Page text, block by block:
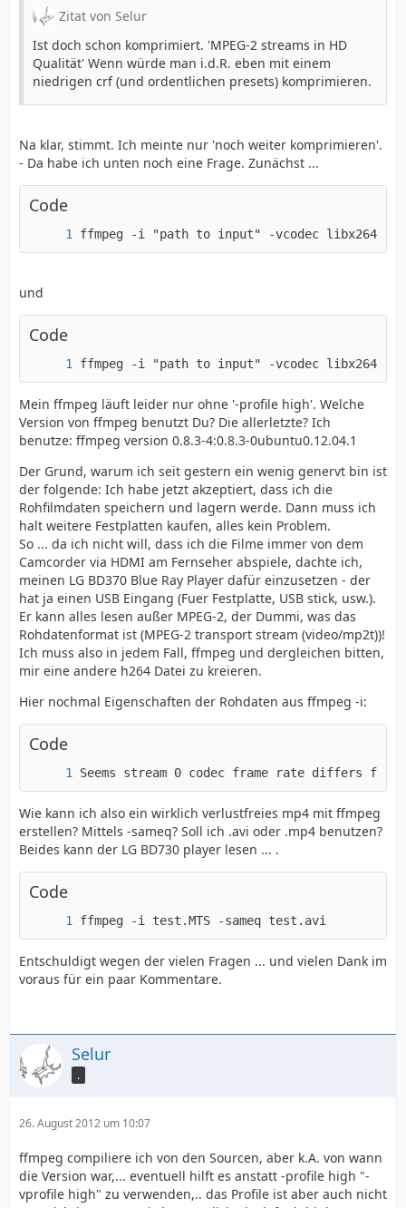
Zitat von Selur
Ist doch schon komprimiert. 'MPEG-2 streams in HD
Qualität' Wenn würde man i.d.R. eben mit einem
niedrigen crf (und ordentlichen presets) komprimieren.
Na klar, stimmt. Ich meinte nur 'noch weiter komprimieren'.
- Da habe ich unten noch eine Frage. Zunächst ...
Code
ffmpeg -i "path to input" -vcodec libx264 -
und
Code
ffmpeg -i "path to input" -vcodec libx264 -
Mein ffmpeg läuft leider nur ohne '-profile high'. Welche
Version von ffmpeg benutzt Du? Die allerletzte? Ich
benutze: ffmpeg version 0.8.3-4:0.8.3-0ubuntu0.12.04.1
Der Grund, warum ich seit gestern ein wenig genervt bin ist
der folgende: Ich habe jetzt akzeptiert, dass ich die
Rohfilmdaten speichern und lagern werde. Dann muss ich
halt weitere Festplatten kaufen, alles kein Problem.
So ... da ich nicht will, dass ich die Filme immer von dem
Camcorder via HDMI am Fernseher abspiele, dachte ich,
meinen LG BD370 Blue Ray Player dafür einzusetzen - der
hat ja einen USB Eingang (Fuer Festplatte, USB stick, usw.).
Er kann alles lesen außer MPEG-2, der Dummi, was das
Rohdatenformat ist (MPEG-2 transport stream (video/mp2t))!
Ich muss also in jedem Fall, ffmpeg und dergleichen bitten,
mir eine andere h264 Datei zu kreieren.
Hier nochmal Eigenschaften der Rohdaten aus ffmpeg -i:
Code
Seems stream 0 codec frame rate differs
Wie kann ich also ein wirklich verlustfreies mp4 mit ffmpeg
erstellen? Mittels -sameq? Soll ich .avi oder .mp4 benutzen?
Beides kann der LG BD730 player lesen ... .
Code
ffmpeg -i test.MTS -sameq test.avi
Entschuldigt wegen der vielen Fragen ... und vielen Dank im
voraus für ein paar Kommentare.
Selur
.
26. August 2012 um 10:07
ffmpeg compiliere ich von den Sourcen, aber k.A. von wann
die Version war,... eventuell hilft es anstatt -profile high "-
vprofile high" zu verwenden,.. das Profile ist aber auch nicht